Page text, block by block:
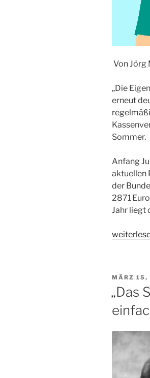
Von Jörg
„Die
erneut
Sommer.
Anfang
aktuellen
der
2871
Jahr liegt
„Deckel
AM
MÄRZ 15,
„Das